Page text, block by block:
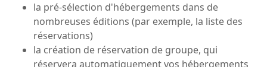
la pré-sélection d'hébergements dans de
nombreuses éditions (par exemple, la liste des
réservations)
la création de réservation de groupe, qui
réservera automatiquement vos hébergements